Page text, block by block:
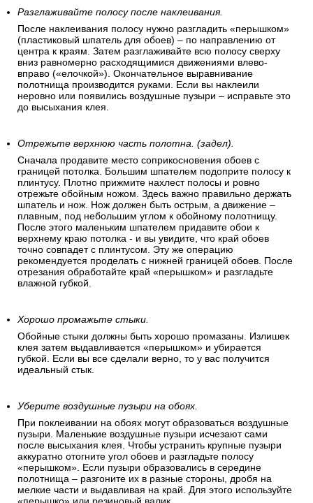
Разглаживайте полосу после наклеивания.
После наклеивания полосу нужно разгладить «перышком»
(пластиковый шпатель для обоев) – по направлению от
центра к краям. Затем разглаживайте всю полосу сверху
вниз равномерно расходящимися движениями влево-
вправо («елочкой»). Окончательное выравнивание
полотнища производится руками. Если вы наклеили
неровно или появились воздушные пузыри – исправьте это
до высыхания клея.
Отрежьте верхнюю часть полотна. (задел).
Сначала продавите место соприкосновения обоев с
границей потолка. Большим шпателем подоприте полосу к
плинтусу. Плотно прижмите нахлест полосы и ровно
отрежьте обойным ножом. Здесь важно правильно держать
шпатель и нож. Нож должен быть острым, а движение –
плавным, под небольшим углом к обойному полотнищу.
После этого маленьким шпателем придавите обои к
верхнему краю потолка - и вы увидите, что край обоев
точно совпадет с плинтусом. Эту же операцию
рекомендуется проделать с нижней границей обоев. После
отрезания обработайте край «перышком» и разгладьте
влажной губкой.
Хорошо промажьте стыки.
Обойные стыки должны быть хорошо промазаны. Излишек
клея затем выдавливается «перышком» и убирается
губкой. Если вы все сделали верно, то у вас получится
идеальный стык.
Уберите воздушные пузыри на обоях.
При поклеивании на обоях могут образоваться воздушные
пузыри. Маленькие воздушные пузыри исчезают сами
после высыхания клея. Чтобы устранить крупные пузыри
аккуратно отогните угол обоев и разгладьте полосу
«перышком». Если пузыри образовались в середине
полотнища – разгоните их в разные стороны, дробя на
мелкие части и выдавливая на край. Для этого используйте